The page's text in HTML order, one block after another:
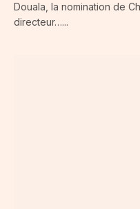
Douala, la nomination de
directeur…...